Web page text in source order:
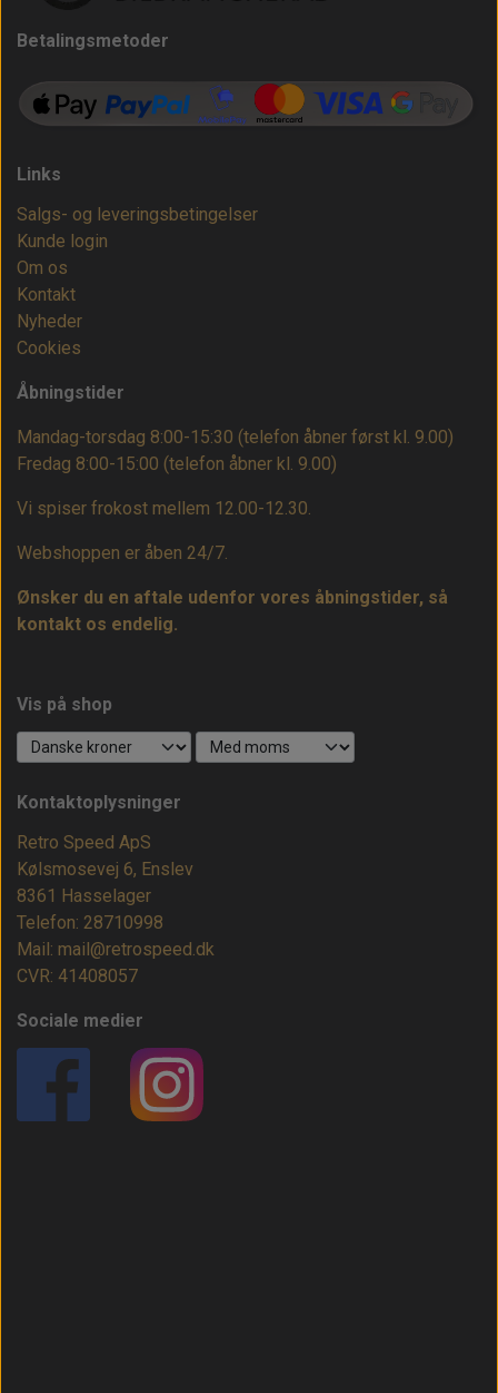
Betalingsmetoder
Links
Salgs- og leveringsbetingelser
Kunde login
Om os
Kontakt
Nyheder
Cookies
Åbningstider
Mandag-torsdag 8:00-15:30 (telefon åbner først kl. 9.00)
Fredag 8:00-15:00 (telefon åbner kl. 9.00)
Vi spiser frokost mellem 12.00-12.30.
Webshoppen er åben 24/7.
Ønsker du en aftale udenfor vores åbningstider, så
kontakt os endelig.
Vis på shop
Kontaktoplysninger
Retro Speed ApS
Kølsmosevej 6, Enslev
8361 Hasselager
Telefon: 28710998
Mail: mail@retrospeed.dk
CVR: 41408057
Sociale medier